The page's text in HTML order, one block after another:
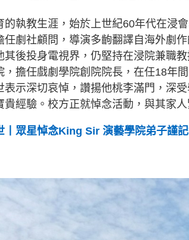
的執教生涯，始於上世紀60年代在浸
任劇社顧問，導演多齣翻譯自海外劇
其後投身電視界，仍堅持在浸院兼職
，擔任戲劇學院創院院長，在任18年
表示深切哀悼，讚揚他桃李滿門，深
經驗。校方正就悼念活動，與其家人
丨眾星悼念King Sir 演藝學院弟子謹